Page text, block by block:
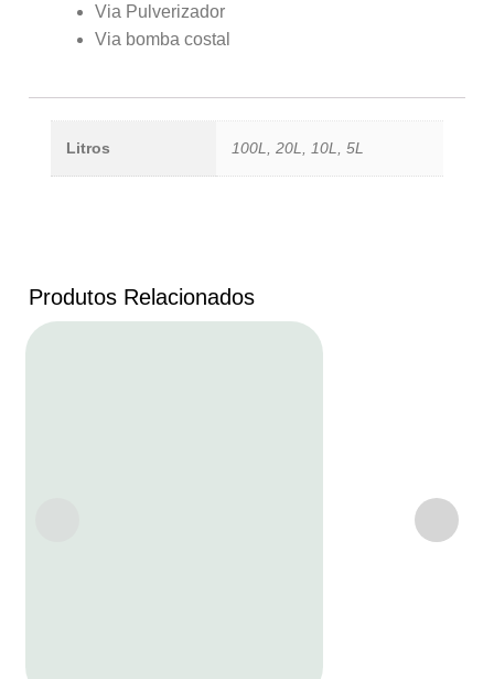
Via Pulverizador
Via bomba costal
Litros 100L, 20L, 10L, 5L
Produtos Relacionados